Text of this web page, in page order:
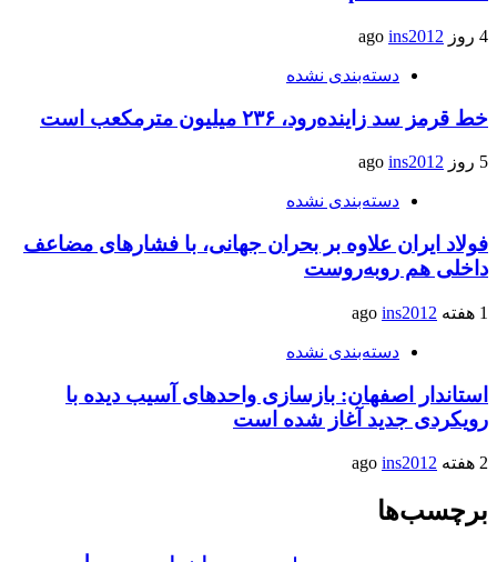
4 روز ago ins2012
دسته‌بندی نشده
خط قرمز سد زاینده‌رود، ۲۳۶ میلیون مترمکعب است
5 روز ago ins2012
دسته‌بندی نشده
فولاد ایران علاوه بر بحران جهانی، با فشارهای مضاعف
داخلی هم روبه‌روست
1 هفته ago ins2012
دسته‌بندی نشده
استاندار اصفهان: بازسازی واحدهای آسیب دیده با
رویکردی جدید آغاز شده است
2 هفته ago ins2012
برچسب‌ها